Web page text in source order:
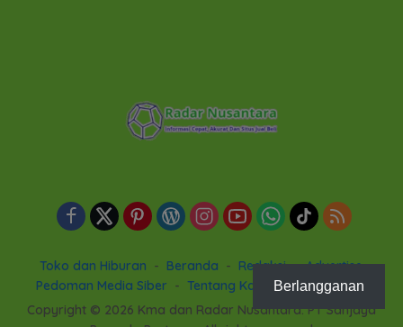
Toko dan Hiburan Beranda Redaksi
Advertise
Pedoman Media Siber
Tentang Kami
Privacy Policy
Copyright © 2026 Kma dan Radar Nusantara. PT Sanjaya
Berlangganan